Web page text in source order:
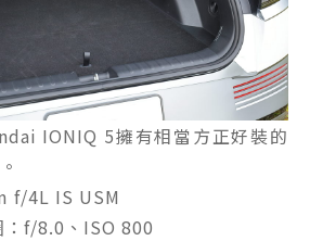
IONIQ 5擁有相當方正好裝的
f/4L IS USM
f/8.0、ISO 800